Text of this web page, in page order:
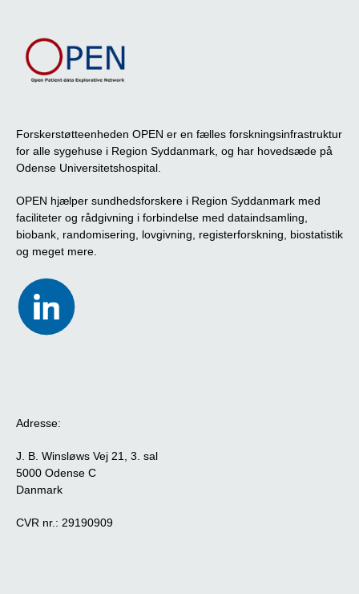
Forskerstøtteenheden OPEN er en fælles forskningsinfrastruktur
for alle sygehuse i Region Syddanmark, og har hovedsæde på
Odense Universitetshospital.
OPEN hjælper sundhedsforskere i Region Syddanmark med
faciliteter og rådgivning i forbindelse med dataindsamling,
biobank, randomisering, lovgivning, registerforskning, biostatistik
og meget mere.
Adresse:
J. B. Winsløws Vej 21, 3. sal
5000 Odense C
Danmark
CVR nr.: 29190909